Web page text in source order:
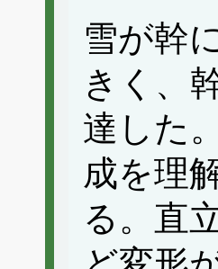
雪が幹
きく、
達した
成を理
る。直